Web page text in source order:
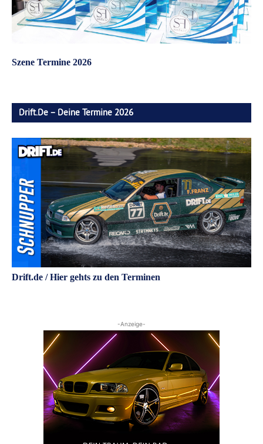
Szene Termine 2026
Drift.de – Deine Termine 2026
Drift.de / Hier gehts zu den Terminen
-Anzeige-